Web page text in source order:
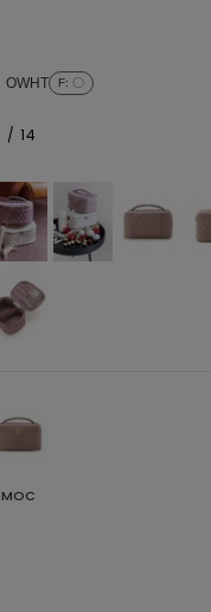
OWHT F: 〇
/14
MOC